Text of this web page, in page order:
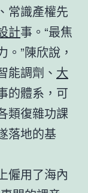
常識產權先
計事。“最焦
”陳欣說，
能調劑、 大
的體系，可
類復雜功課
落地的基
僱用了海內